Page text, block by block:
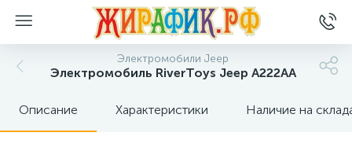
Электромобили Jeep
Электромобиль RiverToys Jeep A222AA
Описание Характеристики Наличие на